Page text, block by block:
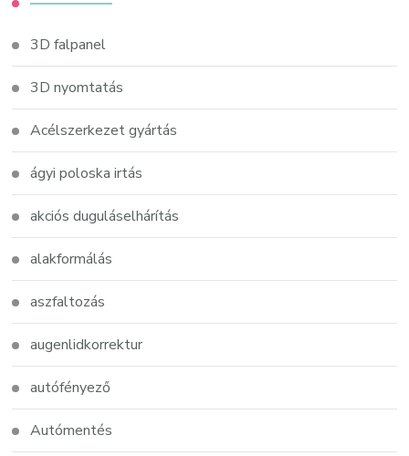
3D falpanel
3D nyomtatás
Acélszerkezet gyártás
ágyi poloska irtás
akciós duguláselhárítás
alakformálás
aszfaltozás
augenlidkorrektur
autófényező
Autómentés